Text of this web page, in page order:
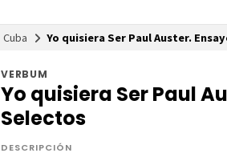
Cuba Yo quisiera Ser Paul Auster.
VERBUM
Yo quisiera Ser Paul
Selectos
DESCRIPCIÓN